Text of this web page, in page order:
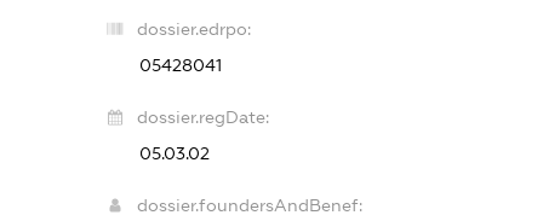
dossier.edrpo:
05428041
dossier.regDate:
05.03.02
dossier.foundersAndBenef: